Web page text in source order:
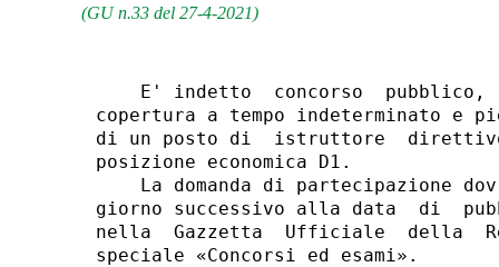
(GU n.33 del 27-4-2021)
E' indetto  concorso  pubblico,
copertura a tempo indeterminato e
di un posto di  istruttore
posizione economica D1.
La domanda di partecipazione
giorno successivo alla data  di
nella  Gazzetta  Ufficiale  della
speciale «Concorsi ed esami».